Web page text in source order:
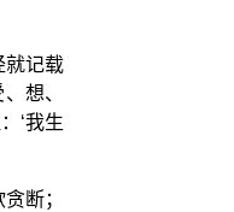
就记载
想、
‘我生
断；